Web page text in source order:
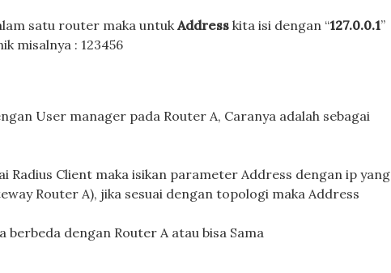
satu router maka untukAddress kita isi dengan “127.0.0.1”
misalnya : 123456
User manager pada Router A, Caranya adalah sebagai
Radius Client maka isikan parameter Address dengan ip yang
Router A), jika sesuai dengan topologi maka Address
berbeda dengan Router A atau bisa Sama